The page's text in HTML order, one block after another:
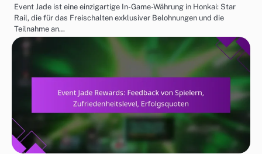
Event Jade ist eine einzigartige In-Game-Währung in Honkai: Star
Rail, die für das Freischalten exklusiver Belohnungen und die
Teilnahme an…